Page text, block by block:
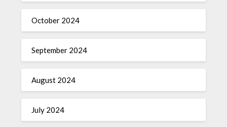
October 2024
September 2024
August 2024
July 2024